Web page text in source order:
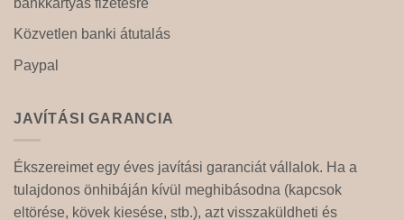
Közvetlen banki átutalás
Paypal
JAVÍTÁSI GARANCIA
Ékszereimet egy éves javítási garanciát vállalok. Ha a
tulajdonos önhibáján kívül meghibásodna (kapcsok
eltörése, kövek kiesése, stb.), azt visszaküldheti és